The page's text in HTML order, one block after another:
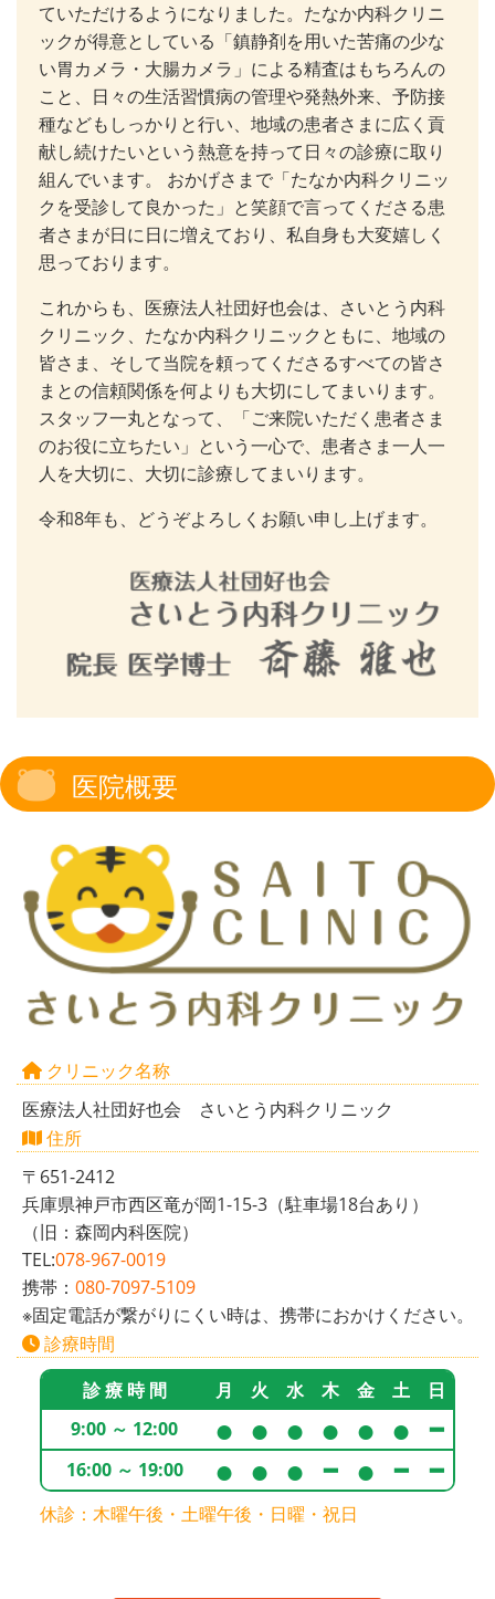
ていただけるようになりました。たなか内科クリニ
ックが得意としている「鎮静剤を用いた苦痛の少な
い胃カメラ・大腸カメラ」による精査はもちろんの
こと、日々の生活習慣病の管理や発熱外来、予防接
種などもしっかりと行い、地域の患者さまに広く貢
献し続けたいという熱意を持って日々の診療に取り
組んでいます。 おかげさまで「たなか内科クリニッ
クを受診して良かった」と笑顔で言ってくださる患
者さまが日に日に増えており、私自身も大変嬉しく
思っております。
これからも、医療法人社団好也会は、さいとう内科
クリニック、たなか内科クリニックともに、地域の
皆さま、そして当院を頼ってくださるすべての皆さ
まとの信頼関係を何よりも大切にしてまいります。
スタッフ一丸となって、「ご来院いただく患者さま
のお役に立ちたい」という一心で、患者さま一人一
人を大切に、大切に診療してまいります。
令和8年も、どうぞよろしくお願い申し上げます。
医院概要
クリニック名称
医療法人社団好也会 さいとう内科クリニック
住所
〒651-2412
兵庫県神戸市西区竜が岡1-15-3（駐車場18台あり）
（旧：森岡内科医院）
TEL:078-967-0019
携帯： 080-7097-5109
※固定電話が繋がりにくい時は、携帯におかけください。
診療時間
診 療 時 間
月 火 水 木 金 土
日
9:00 ～ 12:00
● ● ● ● ● ● ━
16:00 ～ 19:00 ● ● ● ━ ● ━ ━
休診：木曜午後・土曜午後・日曜・祝日